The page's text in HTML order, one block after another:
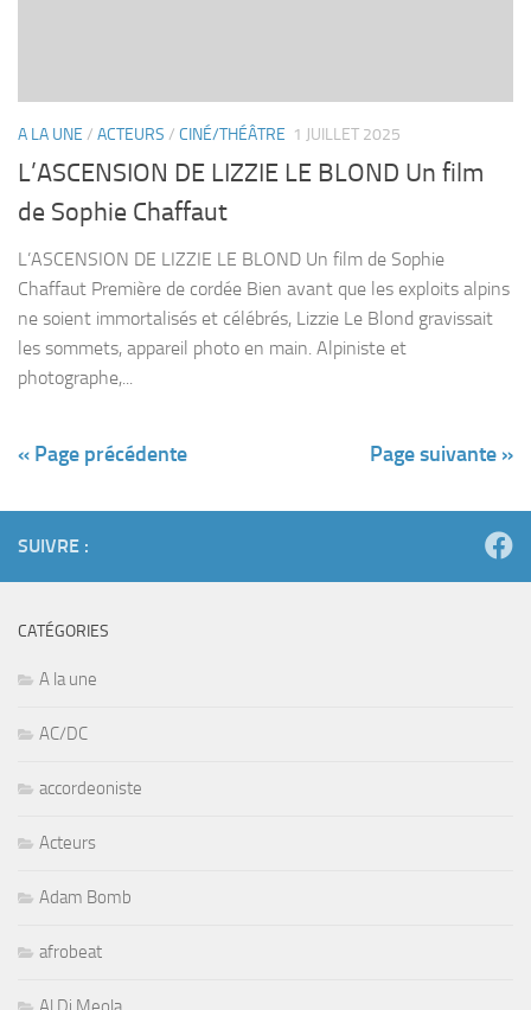
A LA UNE / ACTEURS / CINÉ/THÉÂTRE 1 JUILLET 2025
L’ASCENSION DE LIZZIE LE BLOND Un film
de Sophie Chaffaut
L’ASCENSION DE LIZZIE LE BLOND Un film de Sophie
Chaffaut Première de cordée Bien avant que les exploits alpins
ne soient immortalisés et célébrés, Lizzie Le Blond gravissait
les sommets, appareil photo en main. Alpiniste et
photographe,...
« Page précédente Page suivante »
SUIVRE :
CATÉGORIES
A la une
AC/DC
accordeoniste
Acteurs
Adam Bomb
afrobeat